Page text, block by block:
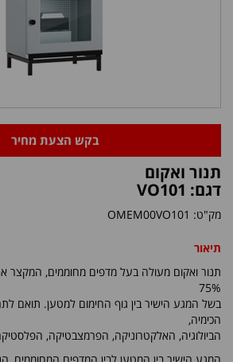
בקש הצעת מחיר
תנור ואקום
דגם: VO101
מק"ט: OMEM00VO101
תיאור
תנור ואקום מעולה בעל מדפים מחוממים, המקצר
75%
בשל המגע הישיר בין גוף החימום למטען. תואם
הכימיה,
הביולוגיה, האלקטרוניקה, הפרמצבטיקה,